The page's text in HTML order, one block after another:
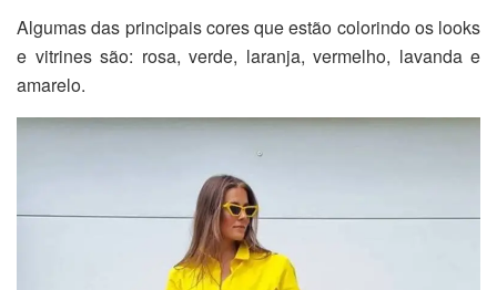
Algumas das principais cores que estão colorindo os looks
e vitrines são: rosa, verde, laranja, vermelho, lavanda e
amarelo.